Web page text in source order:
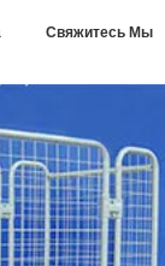
Свяжитесь Мы